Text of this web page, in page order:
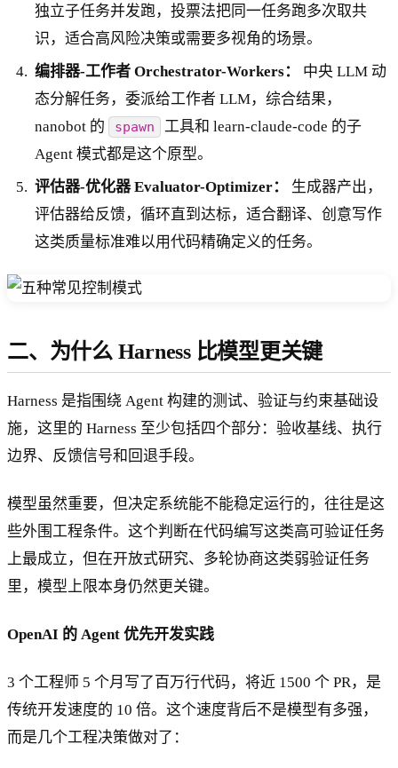
独立子任务并发跑，投票法把同一任务跑多次取共
识，适合高风险决策或需要多视角的场景。
编排器-工作者 Orchestrator-Workers：
中央 LLM 动
态分解任务，委派给工作者 LLM，综合结果，
nanobot 的
spawn
工具和 learn-claude-code 的子
Agent 模式都是这个原型。
评估器-优化器 Evaluator-Optimizer：
生成器产出，
评估器给反馈，循环直到达标，适合翻译、创意写作
这类质量标准难以用代码精确定义的任务。
二、为什么 Harness 比模型更关键
Harness 是指围绕 Agent 构建的测试、验证与约束基础设
施，这里的 Harness 至少包括四个部分：验收基线、执行
边界、反馈信号和回退手段。
模型虽然重要，但决定系统能不能稳定运行的，往往是这
些外围工程条件。这个判断在代码编写这类高可验证任务
上最成立，但在开放式研究、多轮协商这类弱验证任务
里，模型上限本身仍然更关键。
OpenAI 的 Agent 优先开发实践
3 个工程师 5 个月写了百万行代码，将近 1500 个 PR，是
传统开发速度的 10 倍。这个速度背后不是模型有多强，
而是几个工程决策做对了：